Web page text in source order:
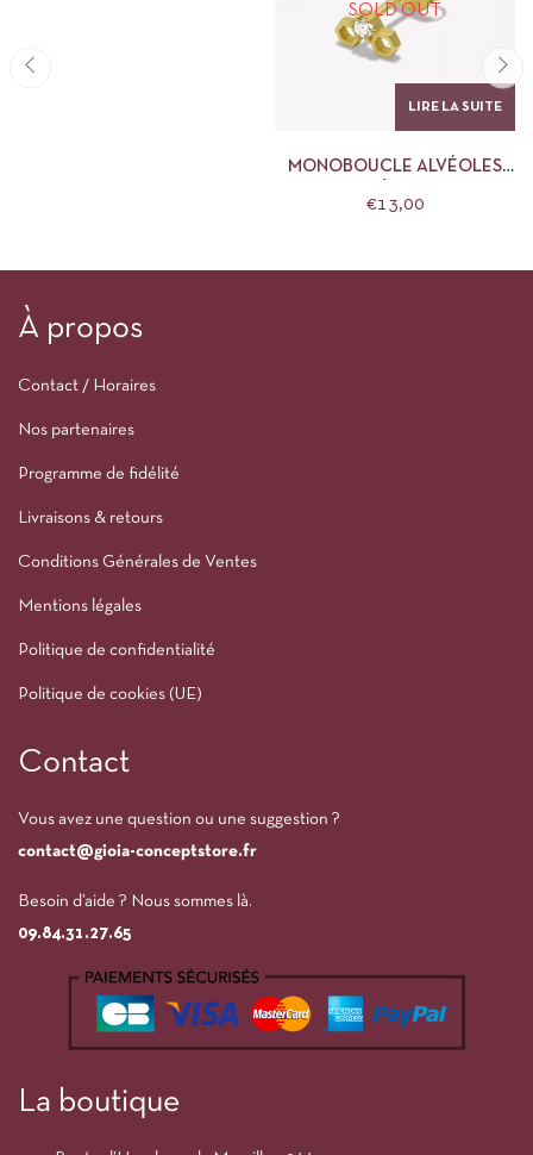
SOLD OUT
LIRE LA SUITE
MONOBOUCLE ALVÉOLES
€13,00
À propos
Contact / Horaires
Nos partenaires
Programme de fidélité
Livraisons & retours
Conditions Générales de Ventes
Mentions légales
Politique de confidentialité
Politique de cookies (UE)
Contact
Vous avez une question ou une suggestion ?
contact@gioia-conceptstore.fr
Besoin d’aide ? Nous sommes là.
09.84.31.27.65
La boutique